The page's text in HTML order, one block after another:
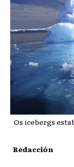
Os icebergs
Redacción